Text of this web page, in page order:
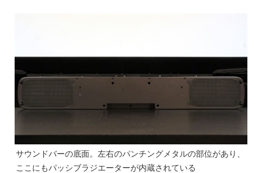
サウンドバーの底面。左右のパンチングメタルの部位があり、
ここにもパッシブラジエーターが内蔵されている